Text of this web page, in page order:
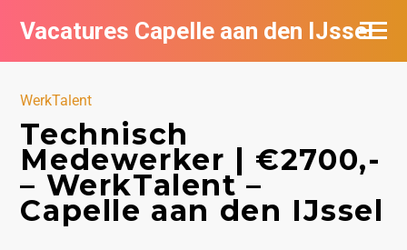
Vacatures Capelle aan den IJssel
WerkTalent
Technisch
Medewerker | €2700,-
– WerkTalent –
Capelle aan den IJssel